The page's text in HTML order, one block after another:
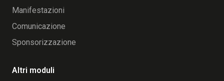
Manifestazioni
Comunicazione
Sponsorizzazione
Altri moduli